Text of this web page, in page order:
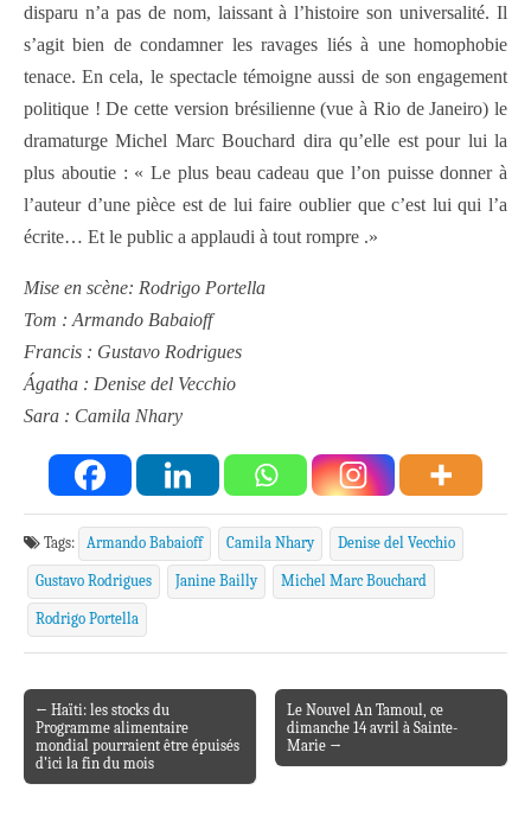
disparu n’a pas de nom, laissant à l’histoire son universalité. Il
s’agit bien de condamner les ravages liés à une homophobie
tenace. En cela, le spectacle témoigne aussi de son engagement
politique ! De cette version brésilienne (vue à Rio de Janeiro) le
dramaturge Michel Marc Bouchard dira qu’elle est pour lui la
plus aboutie : « Le plus beau cadeau que l’on puisse donner à
l’auteur d’une pièce est de lui faire oublier que c’est lui qui l’a
écrite… Et le public a applaudi à tout rompre .»
Mise en scène: Rodrigo Portella
Tom : Armando Babaioff
Francis : Gustavo Rodrigues
Ágatha : Denise del Vecchio
Sara : Camila Nhary
Tags: Armando Babaioff Camila Nhary Denise del Vecchio
Gustavo Rodrigues Janine Bailly Michel Marc Bouchard
Rodrigo Portella
Post navigation
← Haïti: les stocks du
Programme alimentaire
mondial pourraient être épuisés
d’ici la fin du mois
Le Nouvel An Tamoul, ce
dimanche 14 avril à Sainte-
Marie →